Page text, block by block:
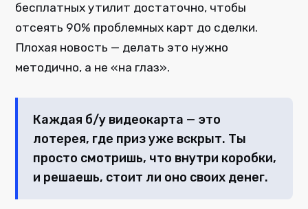
бесплатных утилит достаточно, чтобы
отсеять 90% проблемных карт до сделки.
Плохая новость — делать это нужно
методично, а не «на глаз».
Каждая б/у видеокарта — это
лотерея, где приз уже вскрыт. Ты
просто смотришь, что внутри коробки,
и решаешь, стоит ли оно своих денег.